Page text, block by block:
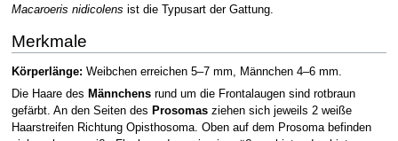
Macaroeris nidicolens ist die Typusart der Gattung.
Merkmale
Körperlänge: Weibchen erreichen 5–7 mm, Männchen 4–6 mm.
Die Haare des Männchensrund um die Frontalaugen sind rotbraun
gefärbt. An den Seiten des Prosomasziehen sich jeweils 2 weiße
Haarstreifen Richtung Opisthosoma. Oben auf dem Prosoma befinden